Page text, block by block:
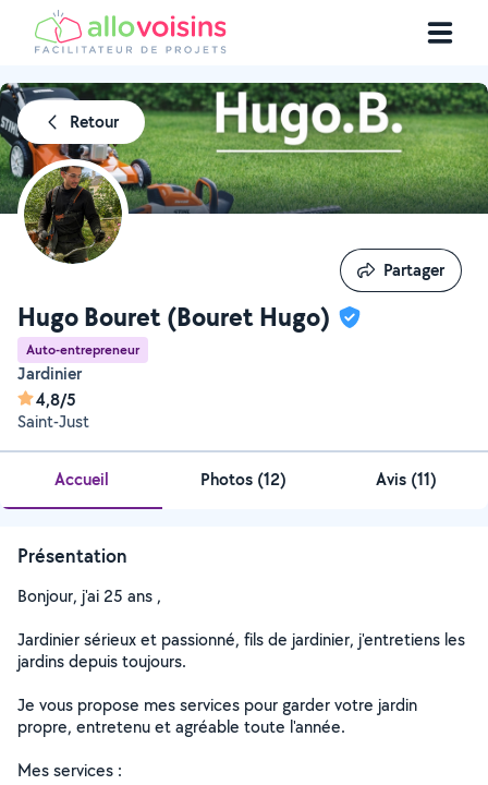
Retour
Hugo Bouret (Bouret Hugo)
Auto-entrepreneur
Jardinier
4,8/5
Saint-Just
Partager
Partager
Accueil Photos (12) Avis (11)
Présentation
Bonjour, j'ai 25 ans ,
Jardinier sérieux et passionné, fils de jardinier, j'entretiens les
jardins depuis toujours.
Je vous propose mes services pour garder votre jardin
propre, entretenu et agréable toute l'année.
Mes services :